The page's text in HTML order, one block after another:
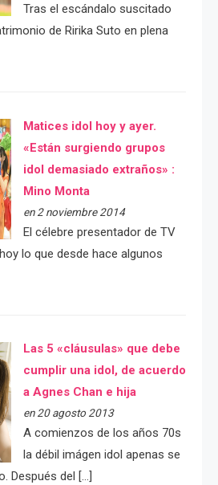
Tras el escándalo suscitado
de Ririka Suto en plena
Matices idol hoy y ayer.
«Están surgiendo grupos
idol demasiado extraños» :
Mino Monta
en 2 noviembre 2014
El célebre presentador de TV
lo que desde hace algunos
Las 5 «cláusulas» que debe
cumplir una idol, de acuerdo
a Agnes Chan e hija
en 20 agosto 2013
A comienzos de los años 70s
la débil imágen idol apenas se
Después del […]